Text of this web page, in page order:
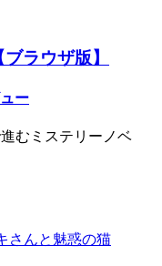
ラウザ版】
ー
むミステリーノベ